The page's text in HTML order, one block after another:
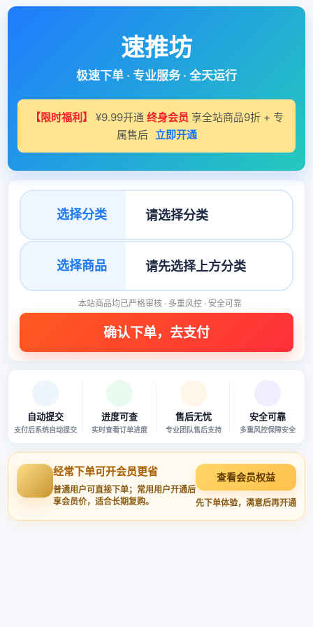
速推坊
极速下单 · 专业服务 · 全天运行
【限时福利】 ¥9.99开通 终身会员 享全站商品9折 + 专
属售后 立即开通
选择分类
选择商品
本站商品均已严格审核 · 多重风控 · 安全可靠
自动提交
支付后系统自动提交
进度可查
实时查看订单进度
售后无忧
专业团队售后支持
安全可靠
多重风控保障安全
经常下单可开会员更省
普通用户可直接下单；常用用户开通后
享会员价，适合长期复购。
查看会员权益
先下单体验，满意后再开通